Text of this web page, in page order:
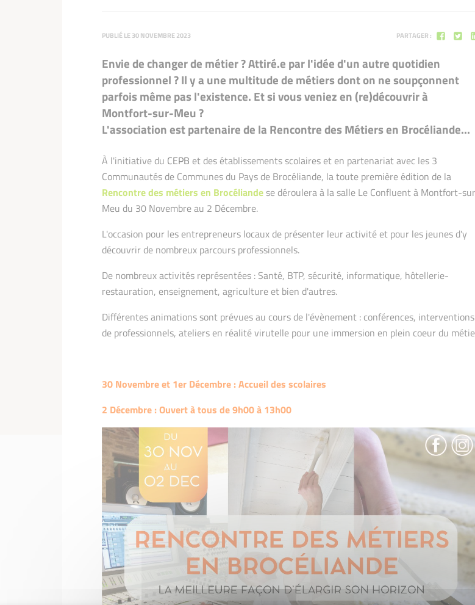
PUBLIÉ LE 30 NOVEMBRE 2023 PARTAGER :
Envie de changer de métier ? Attiré.e par l'idée d'un autre quotidien
professionnel ? Il y a une multitude de métiers dont on ne soupçonnent
parfois même pas l'existence. Et si vous veniez en (re)découvrir à
Montfort-sur-Meu ?
L'association est partenaire de la Rencontre des Métiers en Brocéliande...
À l'initiative du CEPB et des établissements scolaires et en partenariat avec les 3
Communautés de Communes du Pays de Brocéliande, la toute première édition de la
Rencontre des métiers en Brocéliandese déroulera à la salle Le Confluent à Montfort-
Meu du 30 Novembre au 2 Décembre.
L'occasion pour les entrepreneurs locaux de présenter leur activité et pour les jeunes d'y
découvrir de nombreux parcours professionnels.
De nombreux activités représentées : Santé, BTP, sécurité, informatique, hôtellerie-
restauration, enseignement, agriculture et bien d'autres.
Différentes animations sont prévues au cours de l'évènement : conférences, interventions
de professionnels, ateliers en réalité virutelle pour une immersion en plein coeur du
30 Novembre et 1er Décembre : Accueil des scolaires
2 Décembre : Ouvert à tous de 9h00 à 13h00